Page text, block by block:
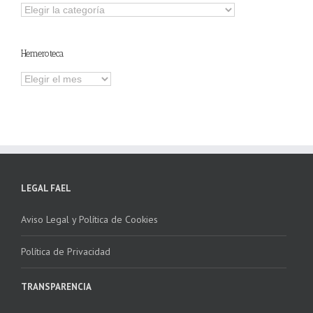
Explorar
Hemeroteca
Hemeroteca
LEGAL FAEL
Aviso Legal y Política de Cookies
Política de Privacidad
TRANSPARENCIA